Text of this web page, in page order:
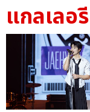
แกลเลอรี